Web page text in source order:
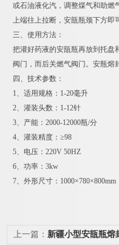
或石油液化汽，调整煤气和助燃
上端往上拉断，安瓿瓶颈下方即
三、使用方法：
把灌好药液的安瓿瓶再放到托盘
阀门，而后关燃气阀门。安瓶熔
四、技术参数：
1、适用规格：1-20毫升
2、灌装头数：1-12针
3、产能：2000-12000瓶/分
4、灌装精度：≥98
5、电压：220V 50HZ
6、功率：3kw
7、外形尺寸：1000×780×800mm
上一篇： 新疆小型安瓿瓶熔